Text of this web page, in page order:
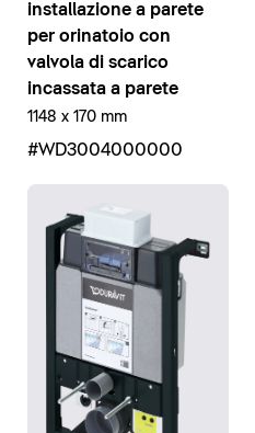
installazione a parete
per orinatoio con
valvola di scarico
incassata a parete
1148 x 170 mm
#WD3004000000